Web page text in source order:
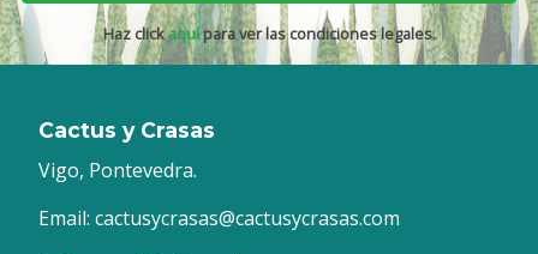
Haz clickaquípara ver las condiciones legales.
Cactus y Crasas
Vigo, Pontevedra.
Email: cactusycrasas@cactusycrasas.com